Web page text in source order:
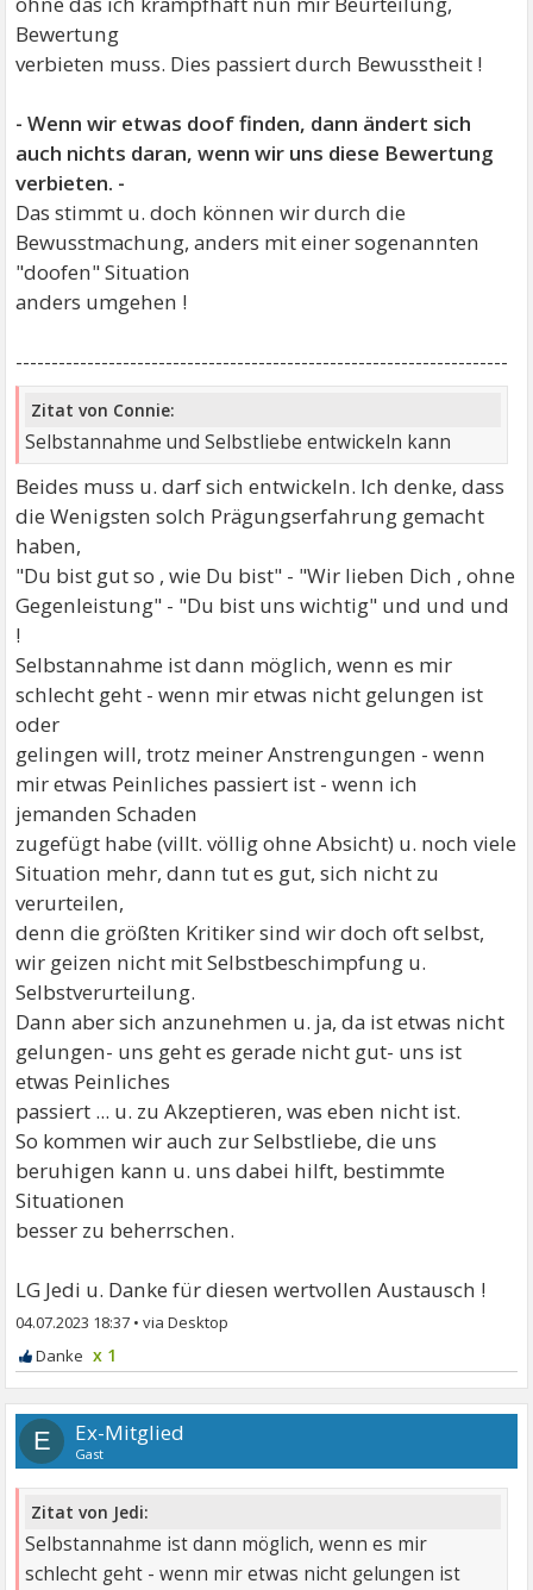
Bewertung
verbieten muss. Dies passiert durch Bewusstheit !
- Wenn wir etwas doof finden, dann ändert sich
auch nichts daran, wenn wir uns diese Bewertung
verbieten. -
Das stimmt u. doch können wir durch die
Bewusstmachung, anders mit einer sogenannten
"doofen" Situation
anders umgehen !
---------------------------------------------------------------------
Zitat von Connie:
Selbstannahme und Selbstliebe entwickeln kann
Beides muss u. darf sich entwickeln. Ich denke, dass
die Wenigsten solch Prägungserfahrung gemacht
haben,
"Du bist gut so , wie Du bist" - "Wir lieben Dich , ohne
Gegenleistung" - "Du bist uns wichtig" und und und
!
Selbstannahme ist dann möglich, wenn es mir
schlecht geht - wenn mir etwas nicht gelungen ist
oder
gelingen will, trotz meiner Anstrengungen - wenn
mir etwas Peinliches passiert ist - wenn ich
jemanden Schaden
zugefügt habe (villt. völlig ohne Absicht) u. noch viele
Situation mehr, dann tut es gut, sich nicht zu
verurteilen,
denn die größten Kritiker sind wir doch oft selbst,
wir geizen nicht mit Selbstbeschimpfung u.
Selbstverurteilung.
Dann aber sich anzunehmen u. ja, da ist etwas nicht
gelungen- uns geht es gerade nicht gut- uns ist
etwas Peinliches
passiert ... u. zu Akzeptieren, was eben nicht ist.
So kommen wir auch zur Selbstliebe, die uns
beruhigen kann u. uns dabei hilft, bestimmte
Situationen
besser zu beherrschen.
LG Jedi u. Danke für diesen wertvollen Austausch !
04.07.2023 18:37 •
x 1
E Ex-Mitglied
Gast
Zitat von Jedi:
Selbstannahme ist dann möglich, wenn es mir
schlecht geht - wenn mir etwas nicht gelungen ist